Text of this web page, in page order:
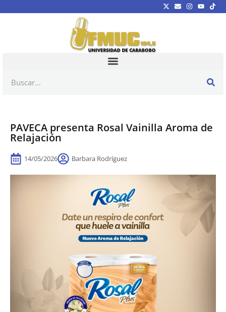
PAVECA presenta Rosal Vainilla Aroma de
Relajación
14/05/2026 Barbara Rodríguez